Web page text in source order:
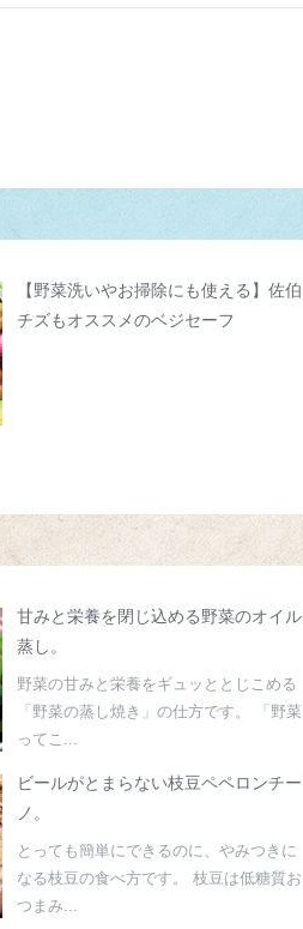
【野菜洗いやお掃除にも使える】佐伯
チズもオススメのベジセーフ
甘みと栄養を閉じ込める野菜のオイル
蒸し。
野菜の甘みと栄養をギュッととじこめる
「野菜の蒸し焼き」の仕方です。 「野菜
ってこ...
ビールがとまらない枝豆ペペロンチー
ノ。
とっても簡単にできるのに、やみつきに
なる枝豆の食べ方です。 枝豆は低糖質お
つまみ...